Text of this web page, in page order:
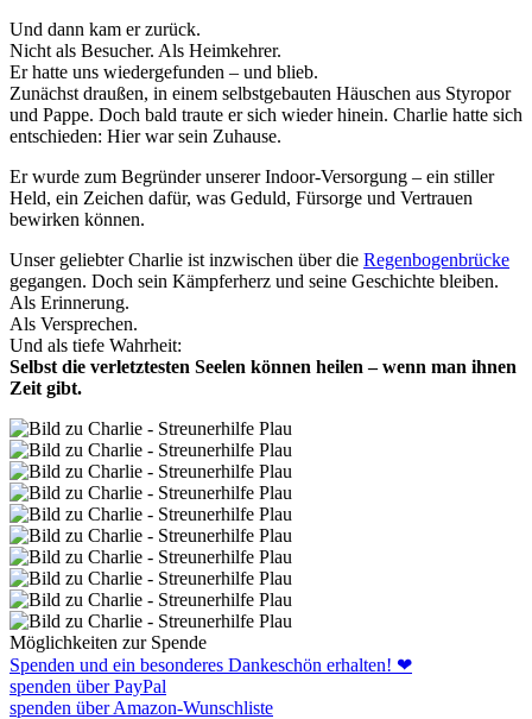
Und dann kam er zurück.
Nicht als Besucher. Als Heimkehrer.
Er hatte uns wiedergefunden – und blieb.
Zunächst draußen, in einem selbstgebauten Häuschen aus Styropor
und Pappe. Doch bald traute er sich wieder hinein. Charlie hatte sich
entschieden: Hier war sein Zuhause.
Er wurde zum Begründer unserer Indoor-Versorgung – ein stiller
Held, ein Zeichen dafür, was Geduld, Fürsorge und Vertrauen
bewirken können.
Unser geliebter Charlie ist inzwischen über die Regenbogenbrücke
gegangen. Doch sein Kämpferherz und seine Geschichte bleiben.
Als Erinnerung.
Als Versprechen.
Und als tiefe Wahrheit:
Selbst die verletztesten Seelen können heilen – wenn man ihnen
Zeit gibt.
Möglichkeiten zur Spende
Spenden und ein besonderes Dankeschön erhalten! ❤
spenden über PayPal
spenden über Amazon-Wunschliste